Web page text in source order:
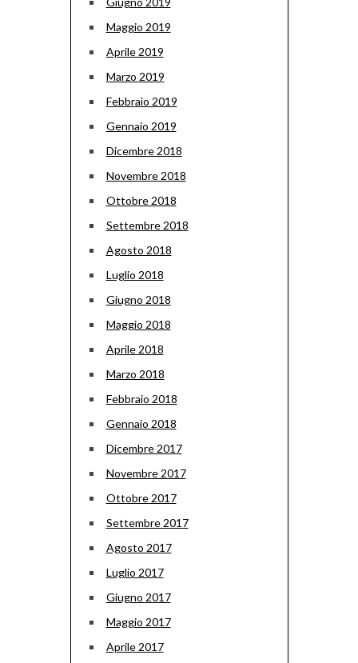
Maggio 2019
Aprile 2019
Marzo 2019
Febbraio 2019
Gennaio 2019
Dicembre 2018
Novembre 2018
Ottobre 2018
Settembre 2018
Agosto 2018
Luglio 2018
Giugno 2018
Maggio 2018
Aprile 2018
Marzo 2018
Febbraio 2018
Gennaio 2018
Dicembre 2017
Novembre 2017
Ottobre 2017
Settembre 2017
Agosto 2017
Luglio 2017
Giugno 2017
Maggio 2017
Aprile 2017